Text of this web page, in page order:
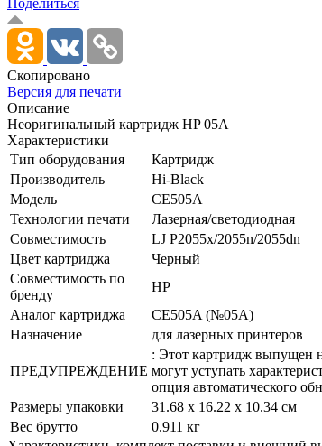
Скопировано
Версия для печати
Описание
Неоригинальный картридж HP 05A
Характеристики
Тип оборудования
Картридж
Производитель
Hi-Black
Модель
CE505A
Технологии печати
Лазерная/­светодиодная
Совместимость
LJ P2055x/­2055n/­2055dn
Цвет картриджа
Черный
Совместимость по
бренду
HP
Аналог картриджа
CE505A (№05A)
Назначение
для лазерных принтеров
ПРЕДУПРЕЖДЕНИЕ
: Этот картридж выпущен
могут уступать
опция автоматического
Размеры упаковки
31.68 x 16.22 x 10.34 см
Вес брутто
0.911 кг